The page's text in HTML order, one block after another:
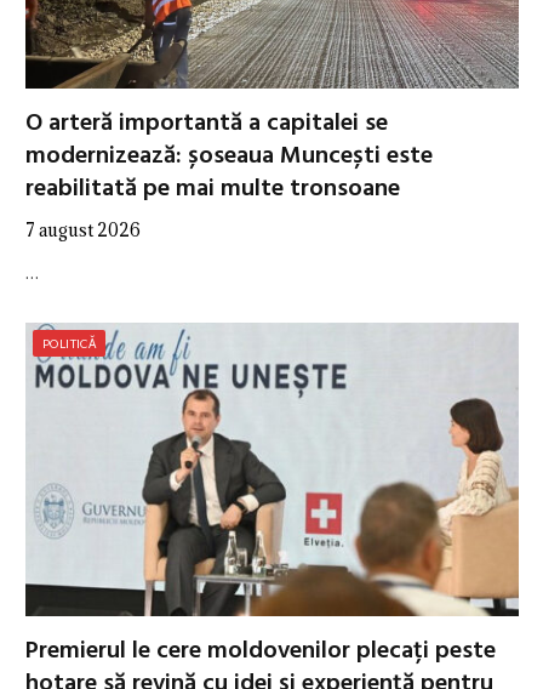
O arteră importantă a capitalei se
modernizează: șoseaua Muncești este
reabilitată pe mai multe tronsoane
7 august 2026
…
POLITICĂ
Premierul le cere moldovenilor plecați peste